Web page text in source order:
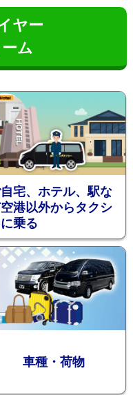
送
ン
ヤー
ム
宅、ホテル、駅な
港以外からタクシ
乗る
車種・荷物